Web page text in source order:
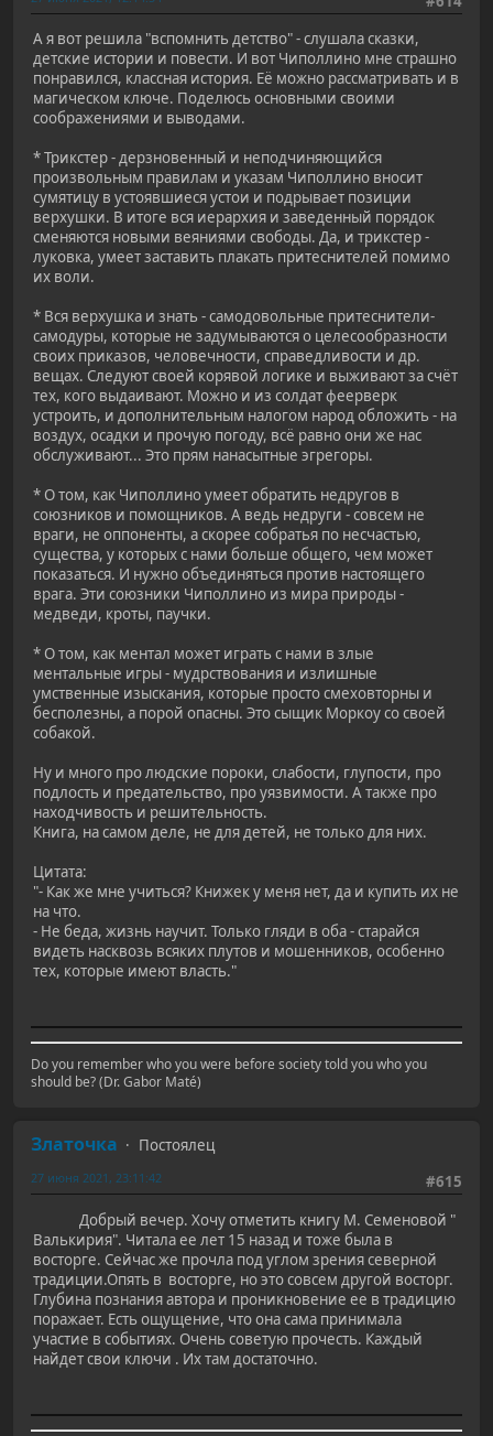
А я вот решила "вспомнить детство" - слушала сказки,
детские истории и повести. И вот Чиполлино мне страшно
понравился, классная история. Её можно рассматривать и в
магическом ключе. Поделюсь основными своими
соображениями и выводами.
* Трикстер - дерзновенный и неподчиняющийся
произвольным правилам и указам Чиполлино вносит
сумятицу в устоявшиеся устои и подрывает позиции
верхушки. В итоге вся иерархия и заведенный порядок
сменяются новыми веяниями свободы. Да, и трикстер -
луковка, умеет заставить плакать притеснителей помимо
их воли.
* Вся верхушка и знать - самодовольные притеснители-
самодуры, которые не задумываются о целесообразности
своих приказов, человечности, справедливости и др.
вещах. Следуют своей корявой логике и выживают за счёт
тех, кого выдаивают. Можно и из солдат феерверк
устроить, и дополнительным налогом народ обложить - на
воздух, осадки и прочую погоду, всё равно они же нас
обслуживают... Это прям нанасытные эгрегоры.
* О том, как Чиполлино умеет обратить недругов в
союзников и помощников. А ведь недруги - совсем не
враги, не оппоненты, а скорее собратья по несчастью,
существа, у которых с нами больше общего, чем может
показаться. И нужно объединяться против настоящего
врага. Эти союзники Чиполлино из мира природы -
медведи, кроты, паучки.
* О том, как ментал может играть с нами в злые
ментальные игры - мудрствования и излишные
умственные изыскания, которые просто смеховторны и
бесполезны, а порой опасны. Это сыщик Моркоу со своей
собакой.
Ну и много про людские пороки, слабости, глупости, про
подлость и предательство, про уязвимости. А также про
находчивость и решительность.
Книга, на самом деле, не для детей, не только для них.
Цитата:
"- Как же мне учиться? Книжек у меня нет, да и купить их не
на что.
- Не беда, жизнь научит. Только гляди в оба - старайся
видеть насквозь всяких плутов и мошенников, особенно
тех, которые имеют власть."
Do you remember who you were before society told you who you
should be? (Dr. Gabor Maté)
Златочка
Постоялец
#615
27 июня 2021, 23:11:42
Добрый вечер. Хочу отметить книгу М. Семеновой "
Валькирия". Читала ее лет 15 назад и тоже была в
восторге. Сейчас же прочла под углом зрения северной
традиции.Опять в восторге, но это совсем другой восторг.
Глубина познания автора и проникновение ее в традицию
поражает. Есть ощущение, что она сама принимала
участие в событиях. Очень советую прочесть. Каждый
найдет свои ключи . Их там достаточно.